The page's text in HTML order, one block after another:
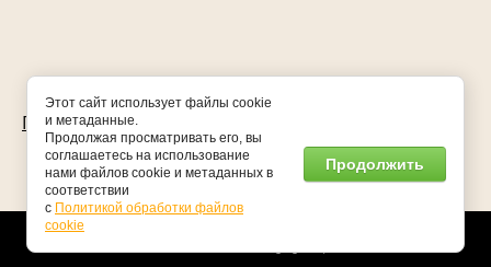
ТК"Самоцвет"© 2025
Политика конфиденциальности
Этот сайт использует файлы cookie
и метаданные.
Продолжая просматривать его, вы
соглашаетесь на использование
нами файлов cookie и метаданных в
соответствии
с Политикой обработки файлов
cookie
Продолжить